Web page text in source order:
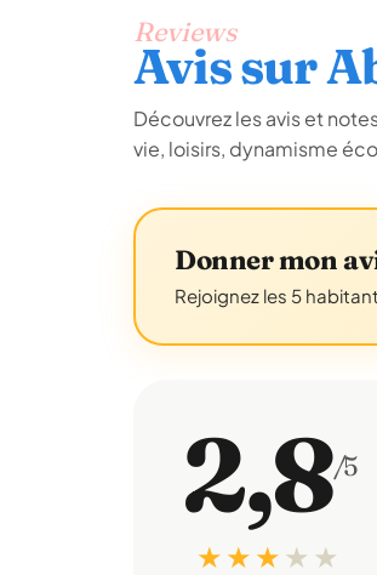
Reviews
Avis sur
Découvrez les avis et
vie, loisirs, dynamisme
Donner mon
Rejoignez les 5
2,8/5
★ ★ ★ ★ ★